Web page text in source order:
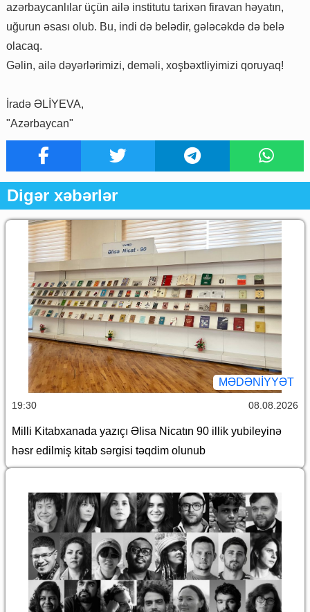
azərbaycanlılar üçün ailə institutu tarixən firavan həyatın,
uğurun əsası olub. Bu, indi də belədir, gələcəkdə də belə
olacaq.
Gəlin, ailə dəyərlərimizi, deməli, xoşbəxtliyimizi qoruyaq!
İradə ƏLİYEVA,
"Azərbaycan"
Digər xəbərlər
MƏDƏNIYYƏT
19:30 08.08.2026
Milli Kitabxanada yazıçı Əlisa Nicatın 90 illik yubileyinə
həsr edilmiş kitab sərgisi təqdim olunub